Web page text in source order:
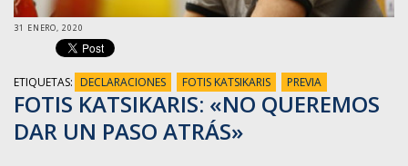
31 ENERO, 2020
ETIQUETAS: DECLARACIONES FOTIS KATSIKARIS PREVIA
FOTIS KATSIKARIS: «NO QUEREMOS
DAR UN PASO ATRÁS»